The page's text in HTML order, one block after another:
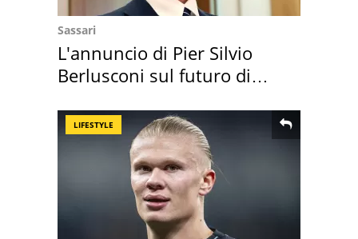
Sassari
L'annuncio di Pier Silvio
Berlusconi sul futuro di
LIFESTYLE